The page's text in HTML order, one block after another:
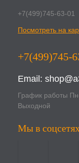
+7(499)745-63-01
Посмотреть на
+7(499)745-
Email:
График работы
Выходной
Мы в